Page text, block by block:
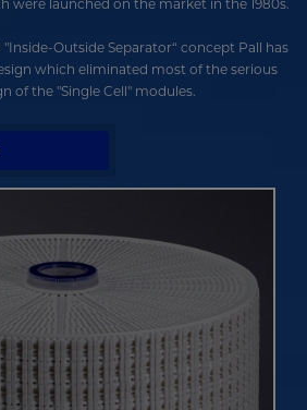
were launched on the market in the 1980s.
Outside Separator“ concept Pall has
which eliminated most of the serious
of the "Single Cell" modules.